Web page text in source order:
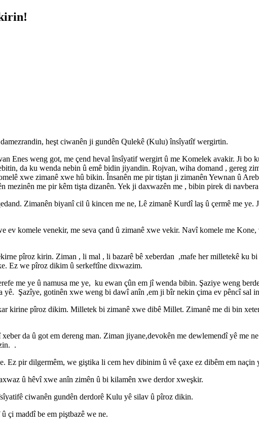
heşt ciwanên ji gundên Qulekê (Kulu) însîyatîf wergirtin.
Enes weng got, me çend heval însîyatif wergirt û me Komelek avakir. Ji bo
da ku wenda nebin û emê bidin jiyandin. Rojvan, wiha domand , gereg
xwe zimanê xwe hû bikin. Însanên me pir tiştan ji zimanên Yewnan û
me pir kêm tişta dizanên. Yek ji daxwazên me , bibin pirek di
Zimanên biyanî cil û kincen me ne, Lê zimanê Kurdî laş û çermê me
ev komele venekir, me seva çand û zimanê xwe vekir. Navî komele me
pîroz kirin. Ziman , li mal , li bazarê bê xeberdan ,mafe her milletekê ku
Ez we pîroz dikim û serkeftîne dixwazim.
me ye û namusa me ye, ku ewan çûn em jî wenda bibin. Şaziye weng
Şazîye, gotinên xwe weng bi dawî anîn ,em ji bîr nekin çima ev pêncî sal
kirine pîroz dikim. Milletek bi zimanê xwe dibê Millet. Zimanê me di bin
da û got em dereng man. Ziman jiyane,devokên me dewlemendî yê me
.
pir dilgermêm, we giştika li cem hev dibinim û vê çaxe ez dibêm em naçin
û hêvî xwe anîn zimên û bi kilamên xwe derdor xweşkir.
ciwanên gundên derdorê Kulu yê silav û pîroz dikin.
maddî be em piştbazê we ne.